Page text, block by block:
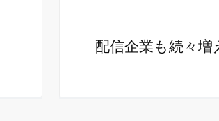
配信企業も続々増